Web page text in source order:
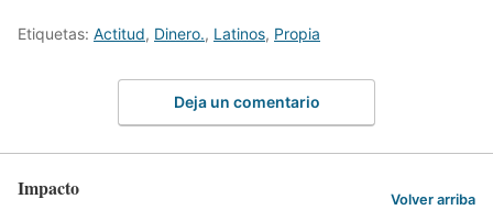
Etiquetas: Actitud, Dinero., Latinos, Propia
Deja un comentario
Impacto Volver arriba